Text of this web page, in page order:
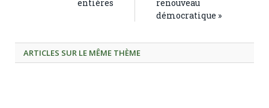
entières
renouveau
démocratique »
ARTICLES SUR LE MÊME THÈME